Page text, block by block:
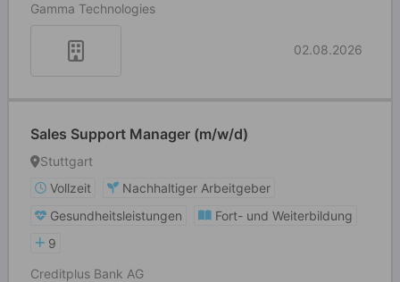
Gamma Technologies
02.08.2026
Sales Support Manager (m/w/d)
Stuttgart
Vollzeit
Nachhaltiger Arbeitgeber
Gesundheitsleistungen
Fort- und Weiterbildung
9
Creditplus Bank AG